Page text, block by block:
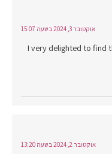
אוקטובר 3, 2024 בשעה 15:07
I very delighted to find
אוקטובר 2, 2024 בשעה 13:20